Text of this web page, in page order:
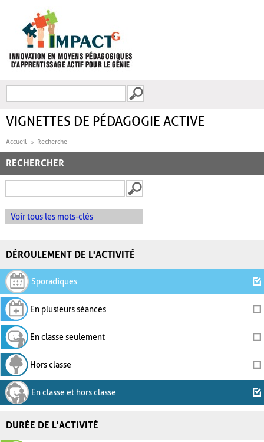
FORMULAIRE DE
VIGNETTES DE PÉDAGOGIE ACTIVE
Accueil Recherche
RECHERCHER
Voir tous les mots-clés
DÉROULEMENT DE L'ACTIVITÉ
Sporadiques
En plusieurs séances
En classe seulement
Hors classe
En classe et hors classe
DURÉE DE L'ACTIVITÉ